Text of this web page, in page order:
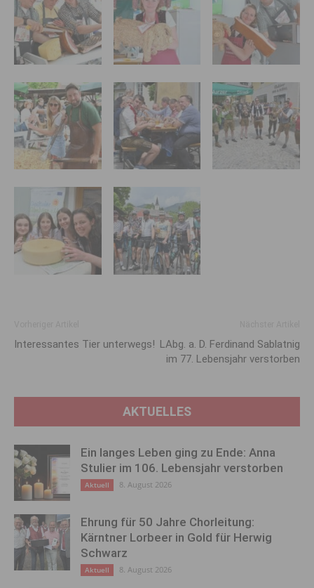
Interessantes Tier unterwegs! LAbg. a. D. Ferdinand Sablatnig
im 77. Lebensjahr verstorben
AKTUELLES
Ein langes Leben ging zu Ende: Anna
Stulier im 106. Lebensjahr verstorben
Aktuell 8. August 2026
Ehrung für 50 Jahre Chorleitung:
Kärntner Lorbeer in Gold für Herwig
Schwarz
Aktuell 8. August 2026